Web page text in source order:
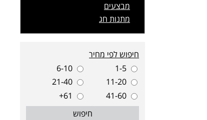
מבצעים
מתנות חג
חיפוש לפי מחיר
1-5
6-10
11-20
21-40
41-60
61+
חיפוש